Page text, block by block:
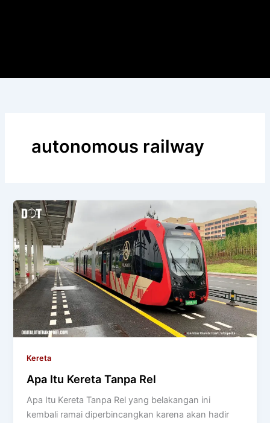
autonomous railway
Kereta
Apa Itu Kereta Tanpa Rel
Apa Itu Kereta Tanpa Rel yang belakangan ini
kembali ramai diperbincangkan karena akan hadir